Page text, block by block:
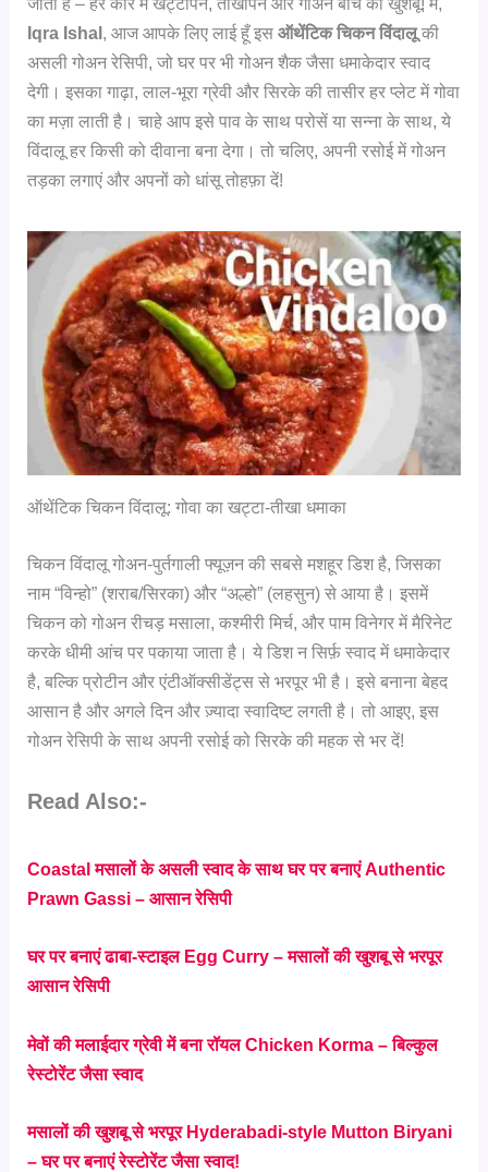
Iqra Ishal , आज आपके लिए लाई हूँ इसऑथेंटिक चिकन विंदालूकी
असली गोअन रेसिपी, जो घर पर भी गोअन शैक जैसा धमाकेदार स्वाद
देगी। इसका गाढ़ा, लाल-भूरा ग्रेवी और सिरके की तासीर हर प्लेट में गोवा
का मज़ा लाती है। चाहे आप इसे पाव के साथ परोसें या सन्ना के साथ, ये
विंदालू हर किसी को दीवाना बना देगा। तो चलिए, अपनी रसोई में गोअन
तड़का लगाएं और अपनों को धांसू तोहफ़ा दें!
ऑथेंटिक चिकन विंदालू: गोवा का खट्टा-तीखा धमाका
चिकन विंदालू गोअन-पुर्तगाली फ्यूज़न की सबसे मशहूर डिश है, जिसका
नाम “विन्हो” (शराब/सिरका) और “अल्हो” (लहसुन) से आया है। इसमें
चिकन को गोअन रीचड़ मसाला, कश्मीरी मिर्च, और पाम विनेगर में मैरिनेट
करके धीमी आंच पर पकाया जाता है। ये डिश न सिर्फ़ स्वाद में धमाकेदार
है, बल्कि प्रोटीन और एंटीऑक्सीडेंट्स से भरपूर भी है। इसे बनाना बेहद
आसान है और अगले दिन और ज़्यादा स्वादिष्ट लगती है। तो आइए, इस
गोअन रेसिपी के साथ अपनी रसोई को सिरके की महक से भर दें!
Read Also:-
Coastal मसालों के असली स्वाद के साथ घर पर बनाएं Authentic
Prawn Gassi – आसान रेसिपी
घर पर बनाएं ढाबा-स्टाइल Egg Curry – मसालों की खुशबू से भरपूर
आसान रेसिपी
मेवों की मलाईदार ग्रेवी में बना रॉयल Chicken Korma – बिल्कुल
रेस्टोरेंट जैसा स्वाद
मसालों की खुशबू से भरपूर Hyderabadi-style Mutton Biryani
– घर पर बनाएं रेस्टोरेंट जैसा स्वाद!